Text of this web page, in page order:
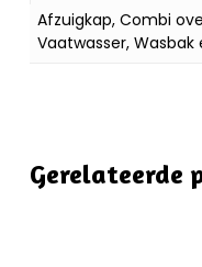
Afzuigkap, Combi
Vaatwasser, Wasbak
Gerelateerde